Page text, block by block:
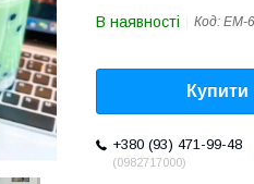
В наявності Код: EM-
Купити
+380 (93) 471-99-48
0982717000